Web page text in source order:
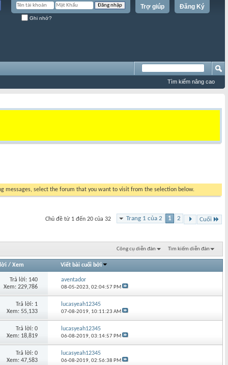
Đăng Ký
Trợ giúp
Ghi nhớ?
Tìm kiếm nâng cao
messages, select the forum that you want to visit from the selection below.
Trang 1 của 2 1 2 Cuối
Chủ đề từ 1 đến 20 của 32
Công cụ diễn đàn Tìm kiếm diễn đàn
/ Xem Viết bài cuối bởi
Trả lời: 140
Xem: 229,786
aventador
08-05-2023,02:04:57 PM
Trả lời: 1
Xem: 55,133
lucasyeah12345
07-08-2019, 10:11:23 AM
Trả lời: 0
Xem: 18,819
lucasyeah12345
06-08-2019,03:14:57 PM
Trả lời: 0
Xem: 47,583
lucasyeah12345
06-08-2019,02:56:38 PM